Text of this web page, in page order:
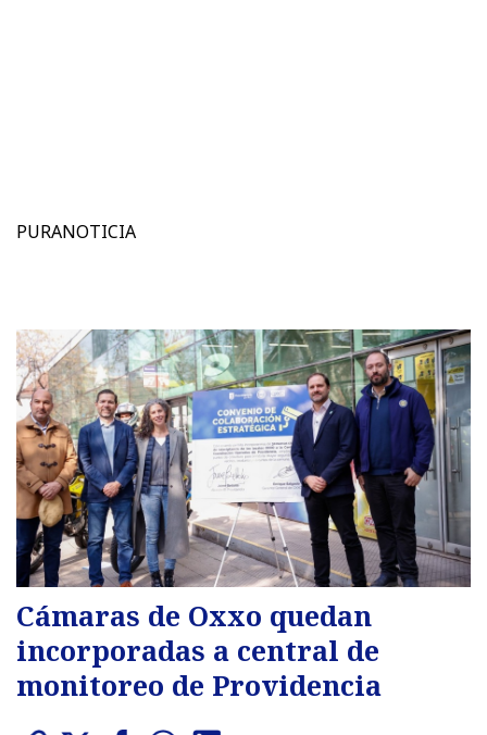
PURANOTICIA
Cámaras de Oxxo quedan
incorporadas a central de
monitoreo de Providencia